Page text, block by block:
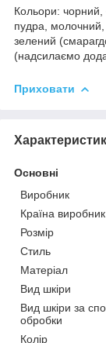
Кольори: чорний,
пудра, молочний,
зелений
(надсилаємо
Приховати
Основні
Виробник
Країна виробник
Розмір
Стиль
Матеріал
Вид шкіри
Вид шкіри за
обробки
Колір